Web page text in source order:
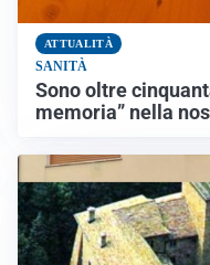
ATTUALITÀ
SANITÀ
Sono oltre
memoria” nella